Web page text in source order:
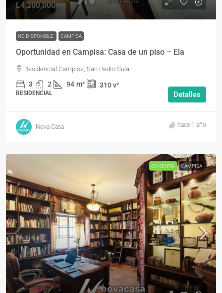
L4,200,000
NO DISPONIBLE CAMPISA
Oportunidad en Campisa: Casa de un piso – Ela
Residencial Campisa, San Pedro Sula
3 2 94 m² 310v²
RESIDENCIAL Detalles
Nova Casa hace 1 año
EN VENTA CAMPISA